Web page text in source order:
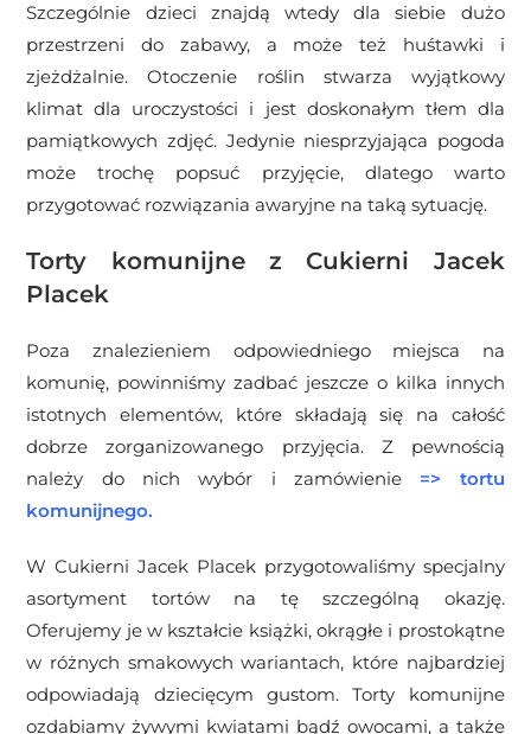
Szczególnie dzieci znajdą wtedy dla siebie dużo
przestrzeni do zabawy, a może też huśtawki i
zjeżdżalnie. Otoczenie roślin stwarza wyjątkowy
klimat dla uroczystości i jest doskonałym tłem dla
pamiątkowych zdjęć. Jedynie niesprzyjająca pogoda
może trochę popsuć przyjęcie, dlatego warto
przygotować rozwiązania awaryjne na taką sytuację.
Torty komunijne z Cukierni Jacek
Placek
Poza znalezieniem odpowiedniego miejsca na
komunię, powinniśmy zadbać jeszcze o kilka innych
istotnych elementów, które składają się na całość
dobrze zorganizowanego przyjęcia. Z pewnością
należy do nich wybór i zamówienie=> tortu
komunijnego.
W Cukierni Jacek Placek przygotowaliśmy specjalny
asortyment tortów na tę szczególną okazję.
Oferujemy je w kształcie książki, okrągłe i prostokątne
w różnych smakowych wariantach, które najbardziej
odpowiadają dziecięcym gustom. Torty komunijne
ozdabiamy żywymi kwiatami bądź owocami, a także